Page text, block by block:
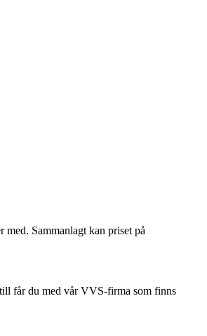
Sammanlagt kan priset på
får du med vår VVS-firma som finns